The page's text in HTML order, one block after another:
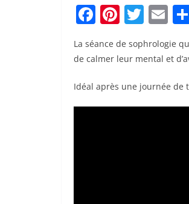
F
c
b
o
Pi
nt
er
st
T
w
itt
E
m
ai
La séance de sophrologie
de calmer leur mental et
Idéal après une journée de